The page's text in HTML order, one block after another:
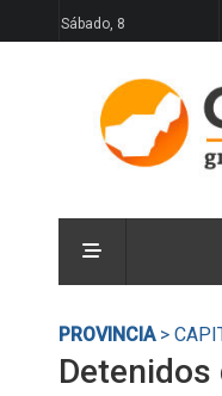
Sábado, 8
PROVINCIA>